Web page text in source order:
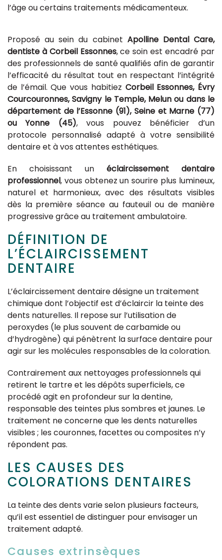
l’âge ou certains traitements médicamenteux.
Proposé au sein du cabinet Apolline Dental Care,
dentiste à Corbeil Essonnes, ce soin est encadré par
des professionnels de santé qualifiés afin de garantir
l’efficacité du résultat tout en respectant l’intégrité
de l’émail. Que vous habitiez Corbeil Essonnes, Évry
Courcouronnes, Savigny le Temple, Melun ou dans le
département de l’Essonne (91), Seine et Marne (77)
ou Yonne (45), vous pouvez bénéficier d’un
protocole personnalisé adapté à votre sensibilité
dentaire et à vos attentes esthétiques.
En choisissant un éclaircissement dentaire
professionnel, vous obtenez un sourire plus lumineux,
naturel et harmonieux, avec des résultats visibles
dès la première séance au fauteuil ou de manière
progressive grâce au traitement ambulatoire.
DÉFINITION DE
L’ÉCLAIRCISSEMENT
DENTAIRE
L’éclaircissement dentaire désigne un traitement
chimique dont l’objectif est d’éclaircir la teinte des
dents naturelles. Il repose sur l’utilisation de
peroxydes (le plus souvent de carbamide ou
d’hydrogène) qui pénètrent la surface dentaire pour
agir sur les molécules responsables de la coloration.
Contrairement aux nettoyages professionnels qui
retirent le tartre et les dépôts superficiels, ce
procédé agit en profondeur sur la dentine,
responsable des teintes plus sombres et jaunes. Le
traitement ne concerne que les dents naturelles
visibles ; les couronnes, facettes ou composites n’y
répondent pas.
LES CAUSES DES
COLORATIONS DENTAIRES
La teinte des dents varie selon plusieurs facteurs,
qu’il est essentiel de distinguer pour envisager un
traitement adapté.
Causes extrinsèques